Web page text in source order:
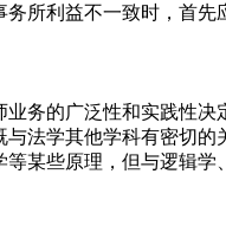
务所利益不一致时，首先
业务的广泛性和实践性决
与法学其他学科有密切的
等某些原理，但与逻辑学